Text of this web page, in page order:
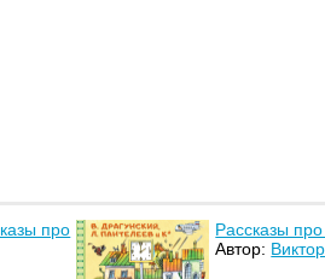
про
Рассказы
Автор: